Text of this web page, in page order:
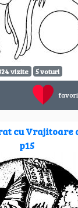
vizite 5 voturi
cu Vrajitoare
p15